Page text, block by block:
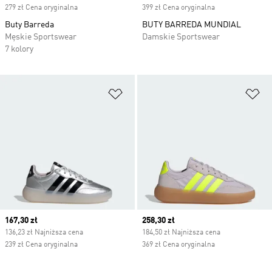
279 zł Cena oryginalna
Buty Barreda
Męskie Sportswear
7 kolory
399 zł Cena oryginalna
BUTY BARREDA MUNDIAL
Damskie Sportswear
Current price
167,30 zł
136,23 zł Najniższa cena
239 zł Cena oryginalna
Current price
258,30 zł
184,50 zł Najniższa cena
369 zł Cena oryginalna